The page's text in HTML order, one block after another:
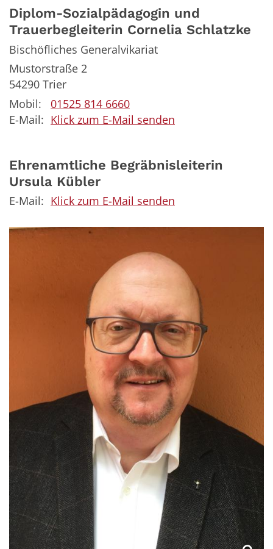
Diplom-Sozialpädagogin und
Trauerbegleiterin Cornelia Schlatzke
Bischöfliches Generalvikariat
Mustorstraße 2
54290 Trier
Mobil:
01525 814 6660
E-Mail: Klick zum E-Mail senden
Ehrenamtliche Begräbnisleiterin
Ursula Kübler
E-Mail: Klick zum E-Mail senden